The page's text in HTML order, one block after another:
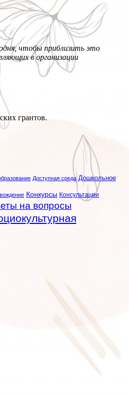
чтобы приблизить это
в организации
грантов.
Доступная среда Дошкольное
Конкурсы Консультации
на вопросы